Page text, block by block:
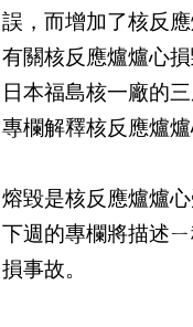
誤，而增加了核反
有關核反應爐爐心
日本福島核一廠的
專欄解釋核反應爐
熔毀是核反應爐爐
下週的專欄將描述
損事故。